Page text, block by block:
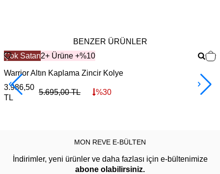
BENZER ÜRÜNLER
Çok Satan2+ Ürüne +%10
Warrior Altın Kaplama Zincir Kolye
3.986,50
TL
5.695,00TL %30
MON REVE E-BÜLTEN
İndirimler, yeni ürünler ve daha fazlası için e-bültenimize
abone olabilirsiniz.